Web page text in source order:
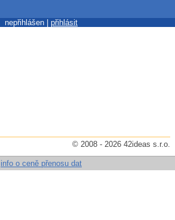
nepřihlášen | přihlásit
© 2008 - 2026 42ideas s.r.o.
info o ceně přenosu dat